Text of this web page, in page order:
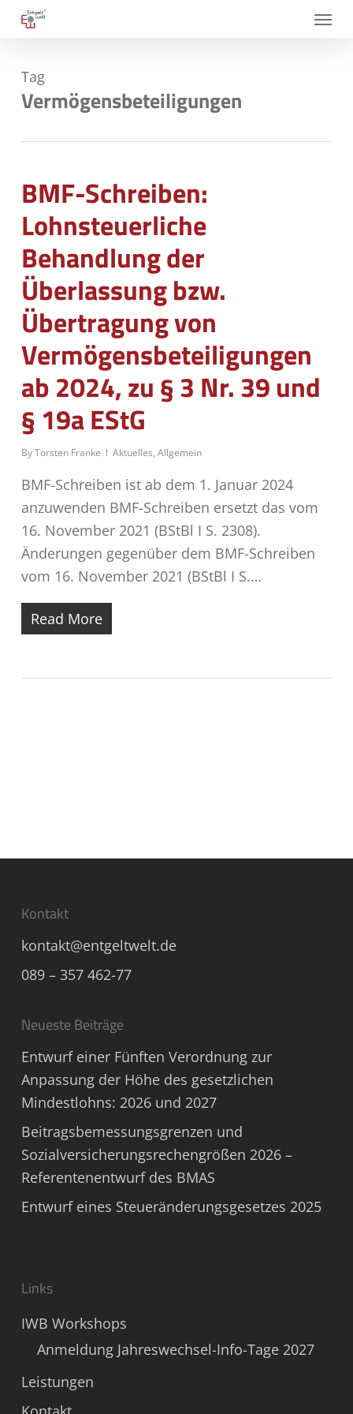
Skip
content
Menu
Tag
Vermögensbeteiligungen
BMF-Schreiben:
Lohnsteuerliche
Behandlung der
Überlassung bzw.
Übertragung von
Vermögensbeteiligungen
ab 2024, zu § 3 Nr. 39 und
§ 19a EStG
ByTorsten Franke Aktuelles, Allgemein
BMF-Schreiben ist ab dem 1. Januar 2024
anzuwenden BMF-Schreiben ersetzt das vom
16. November 2021 (BStBl I S. 2308).
Änderungen gegenüber dem BMF-Schreiben
vom 16. November 2021 (BStBl I S.…
Read More
Kontakt
kontakt@entgeltwelt.de
089 – 357 462-77
Neueste Beiträge
Entwurf einer Fünften Verordnung zur
Anpassung der Höhe des gesetzlichen
Mindestlohns: 2026 und 2027
Beitragsbemessungsgrenzen und
Sozialversicherungsrechengrößen 2026 –
Referentenentwurf des BMAS
Entwurf eines Steueränderungsgesetzes 2025
Links
IWB Workshops
Anmeldung Jahreswechsel-Info-Tage 2027
Leistungen